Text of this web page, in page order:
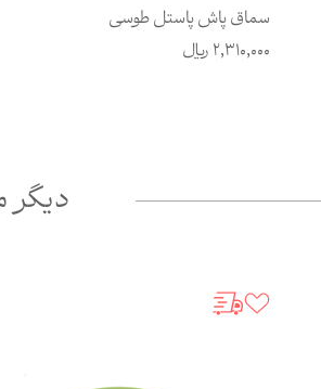
سماق پاش پاستل طوسی
2,310,000ریال
دیگر